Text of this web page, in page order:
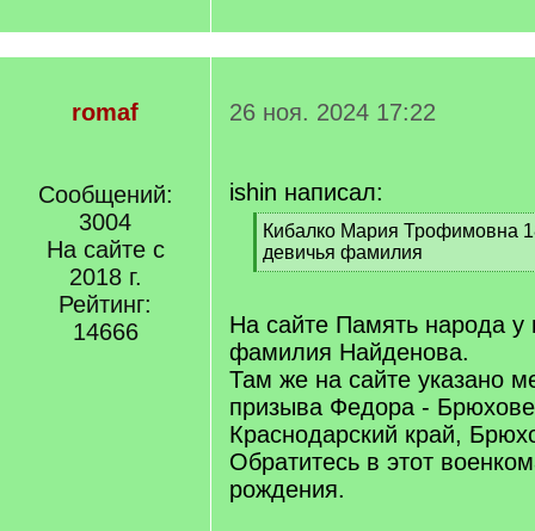
romaf
Сообщений:
3004
На сайте с
2018 г.
Рейтинг:
14666
26 ноя. 2024 17:22
ishin написал:
[
q
]
Кибалко Мария Трофимовна
девичья фамилия
[
q
На сайте Память народа у
фамилия Найденова.
Там же на сайте указано
призыва Федора -
Краснодарский край,
Обратитесь в этот
рождения.